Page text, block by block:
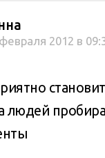
2012 в
людей